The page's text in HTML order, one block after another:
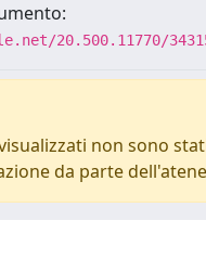
20.500.11770/
non sono
da parte